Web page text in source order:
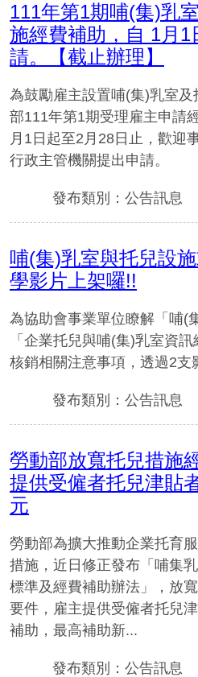
111年第1期哺(集)乳
施經費補助，自 1月1
請。【截止辦理】
為鼓勵雇主設置哺(集)乳室
部111年第1期受理雇主申請
月1日起至2月28日止，歡迎
行政主管機關提出申請。
發布類別：公告訊息
哺(集)乳室與托兒設
學影片上架囉!!
為協助會事業單位瞭解「哺(
「企業托兒與哺(集)乳室資
核銷相關注意事項，透過2支
發布類別：公告訊息
勞動部放寬托兒措施
提供受僱者托兒津貼
元
勞動部為擴大推動企業托育
措施，近日修正發布「哺集
標準及經費補助辦法」，放
要件，雇主提供受僱者托兒
補助，最高補助新...
發布類別：公告訊息